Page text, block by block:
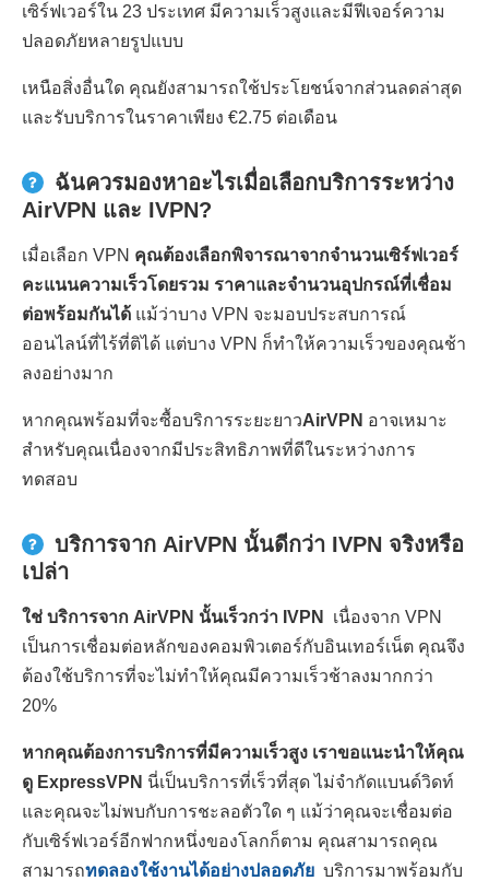
เซิร์ฟเวอร์ใน 23 ประเทศ มีความเร็วสูงและมีฟีเจอร์ความ
ปลอดภัยหลายรูปแบบ
เหนือสิ่งอื่นใด คุณยังสามารถใช้ประโยชน์จากส่วนลดล่าสุด
และรับบริการในราคาเพียง €2.75 ต่อเดือน
ฉันควรมองหาอะไรเมื่อเลือกบริการระหว่าง
AirVPN และ IVPN?
เมื่อเลือก VPN คุณต้องเลือกพิจารณาจากจำนวนเซิร์ฟเวอร์
คะแนนความเร็วโดยรวม ราคาและจำนวนอุปกรณ์ที่เชื่อม
ต่อพร้อมกันได้ แม้ว่าบาง VPN จะมอบประสบการณ์
ออนไลน์ที่ไร้ที่ติได้ แต่บาง VPN ก็ทำให้ความเร็วของคุณช้า
ลงอย่างมาก
หากคุณพร้อมที่จะซื้อบริการระยะยาวAirVPN อาจเหมาะ
สำหรับคุณเนื่องจากมีประสิทธิภาพที่ดีในระหว่างการ
ทดสอบ
บริการจาก AirVPN นั้นดีกว่า IVPN จริงหรือ
เปล่า
ใช่ บริการจาก AirVPN นั้นเร็วกว่า IVPN
เนื่องจาก VPN
เป็นการเชื่อมต่อหลักของคอมพิวเตอร์กับอินเทอร์เน็ต คุณจึง
ต้องใช้บริการที่จะไม่ทำให้คุณมีความเร็วช้าลงมากกว่า
20%
หากคุณต้องการบริการที่มีความเร็วสูง เราขอแนะนำให้คุณ
ดู ExpressVPN นี่เป็นบริการที่เร็วที่สุด ไม่จำกัดแบนด์วิดท์
และคุณจะไม่พบกับการชะลอตัวใด ๆ แม้ว่าคุณจะเชื่อมต่อ
กับเซิร์ฟเวอร์อีกฟากหนึ่งของโลกก็ตาม คุณสามารถคุณ
สามารถทดลองใช้งานได้อย่างปลอดภัย บริการมาพร้อมกับ